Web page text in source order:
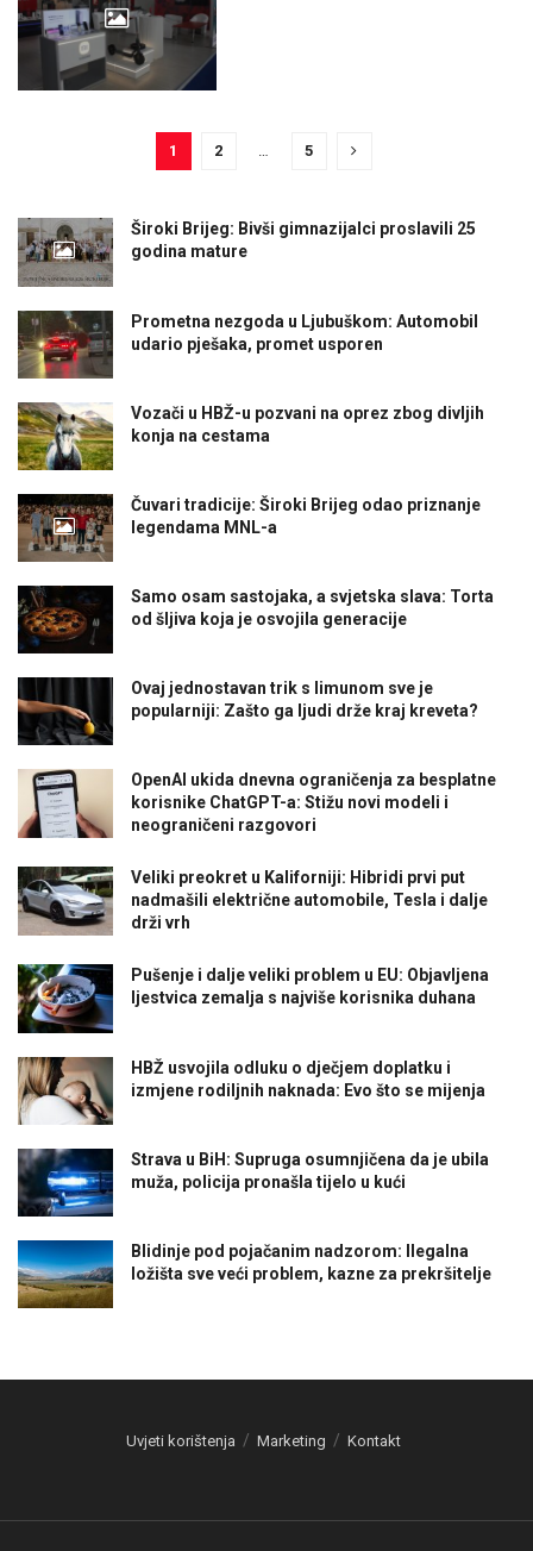
1 2 … 5
Široki Brijeg: Bivši gimnazijalci proslavili 25
godina mature
Prometna nezgoda u Ljubuškom: Automobil
udario pješaka, promet usporen
Vozači u HBŽ-u pozvani na oprez zbog divljih
konja na cestama
Čuvari tradicije: Široki Brijeg odao priznanje
legendama MNL-a
Samo osam sastojaka, a svjetska slava: Torta
od šljiva koja je osvojila generacije
Ovaj jednostavan trik s limunom sve je
popularniji: Zašto ga ljudi drže kraj kreveta?
OpenAI ukida dnevna ograničenja za besplatne
korisnike ChatGPT-a: Stižu novi modeli i
neograničeni razgovori
Veliki preokret u Kaliforniji: Hibridi prvi put
nadmašili električne automobile, Tesla i dalje
drži vrh
Pušenje i dalje veliki problem u EU: Objavljena
ljestvica zemalja s najviše korisnika duhana
HBŽ usvojila odluku o dječjem doplatku i
izmjene rodiljnih naknada: Evo što se mijenja
Strava u BiH: Supruga osumnjičena da je ubila
muža, policija pronašla tijelo u kući
Blidinje pod pojačanim nadzorom: Ilegalna
ložišta sve veći problem, kazne za prekršitelje
Uvjeti korištenja Marketing Kontakt